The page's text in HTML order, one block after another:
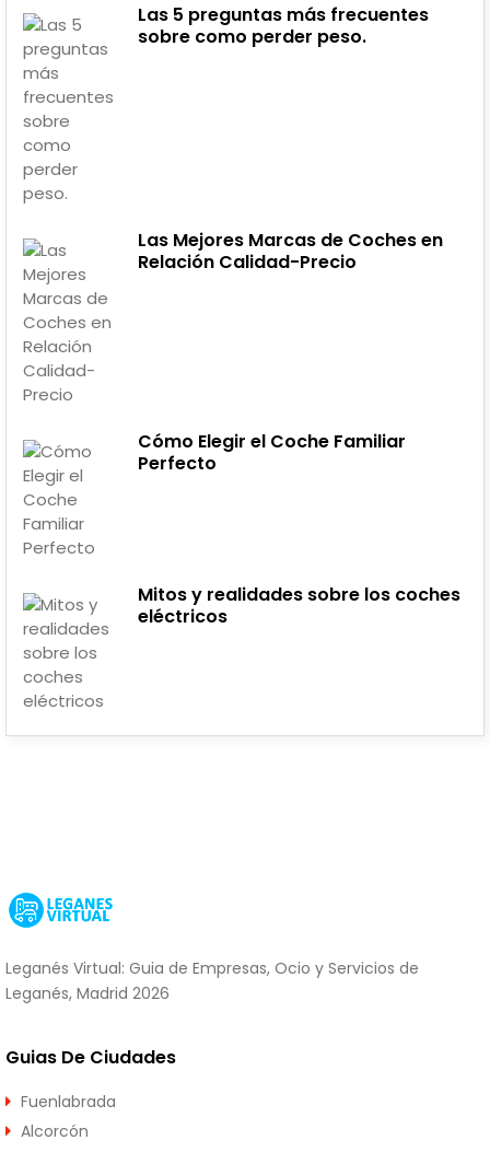
Las 5 preguntas más frecuentes
sobre como perder peso.
Las Mejores Marcas de Coches en
Relación Calidad-Precio
Cómo Elegir el Coche Familiar
Perfecto
Mitos y realidades sobre los coches
eléctricos
Leganés Virtual: Guia de Empresas, Ocio y Servicios de
Leganés, Madrid 2026
Guias De Ciudades
Fuenlabrada
Alcorcón